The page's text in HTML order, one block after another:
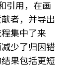
引用，在画
者，并导出
集中了来
少了归因错
果包括更短